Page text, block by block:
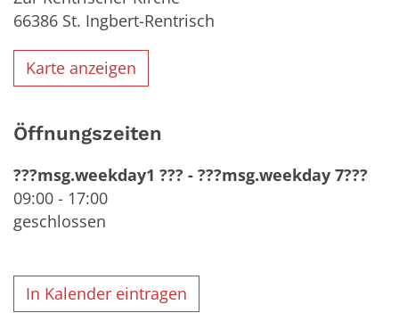
66386 St. Ingbert-Rentrisch
Karte anzeigen
Öffnungszeiten
???msg.weekday1 ??? - ???msg.weekday 7???
09:00 - 17:00
geschlossen
In Kalender eintragen